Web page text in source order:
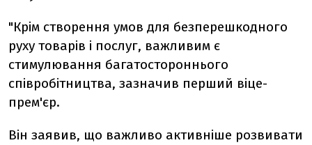
"Крім створення умов для безперешкодного
руху товарів і послуг, важливим є
стимулювання багатостороннього
співробітництва, зазначив перший віце-
прем'єр.
Він заявив, що важливо активніше розвивати